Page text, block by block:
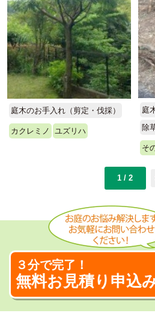
庭木のお手入れ（剪定・伐採）
カクレミノ ユズリハ
庭
除
そ
1 / 2
３分で完了！
無料お見積り申込